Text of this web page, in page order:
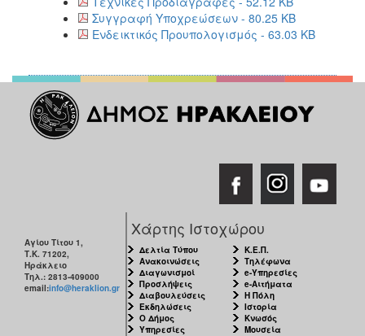
Συγγραφή Υποχρεώσεων - 80.25 KB
Ενδεικτικός Προυπολογισμός - 63.03 KB
Αγίου Τίτου 1,
Τ.Κ. 71202,
Ηράκλειο
Τηλ.: 2813-409000
email:info@heraklion.gr
Χάρτης Ιστοχώρου
Δελτία Τύπου
Ανακοινώσεις
Διαγωνισμοί
Προσλήψεις
Διαβουλεύσεις
Εκδηλώσεις
Ο Δήμος
Υπηρεσίες
Κ.Ε.Π.
Τηλέφωνα
e-Υπηρεσίες
e-Αιτήματα
Η Πόλη
Ιστορία
Κνωσός
Μουσεία